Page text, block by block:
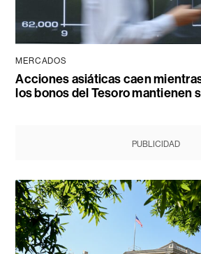
MERCADOS
Acciones asiáticas caen
los bonos del Tesoro mantienen
PUBLICIDAD